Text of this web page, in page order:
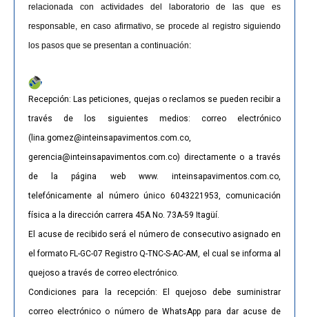
relacionada con actividades del laboratorio de las que es
responsable, en caso afirmativo, se procede al registro siguiendo
los pasos que se presentan a continuación:
Recepción: Las peticiones, quejas o reclamos se pueden recibir a
través de los siguientes medios: correo electrónico
(lina.gomez@inteinsapavimentos.com.co,
gerencia@inteinsapavimentos.com.co) directamente o a través
de la página web www. inteinsapavimentos.com.co,
telefónicamente al número único 6043221953, comunicación
física a la dirección carrera 45A No. 73A-59 Itagüí.
El acuse de recibido será el número de consecutivo asignado en
el formato FL-GC-07 Registro Q-TNC-S-AC-AM, el cual se informa al
quejoso a través de correo electrónico.
Condiciones para la recepción: El quejoso debe suministrar
correo electrónico o número de WhatsApp para dar acuse de